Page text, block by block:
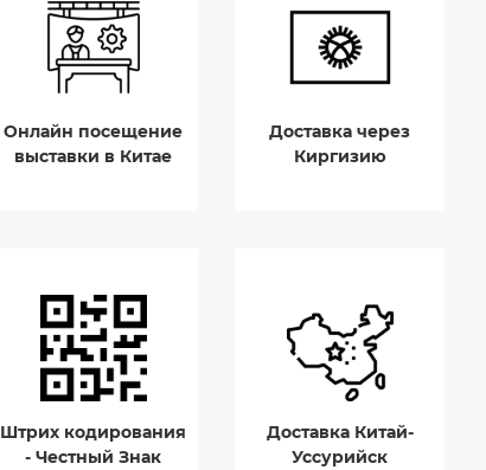
Онлайн посещение
выставки в Китае
Доставка через
Киргизию
Штрих кодирования
- Честный Знак
Доставка Китай-
Уссурийск